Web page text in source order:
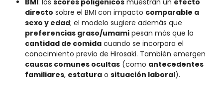
BMI: los scores poligénicos muestran un efecto
directo sobre el BMI con impacto comparable a
sexo y edad; el modelo sugiere además que
preferencias graso/umami pesan más que la
cantidad de comida cuando se incorpora el
conocimiento previo de Hirosaki. También emergen
causas comunes ocultas (como antecedentes
familiares, estatura o situación laboral).